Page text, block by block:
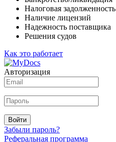
Налоговая задолженность
Наличие лицензий
Надежность поставщика
Решения судов
Как это работает
Авторизация
Войти
Забыли пароль?
Реферальная программа